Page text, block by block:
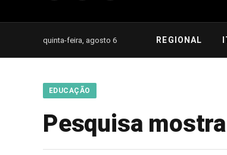
quinta-feira, agosto 6 REGIONAL
EDUCAÇÃO
Pesquisa